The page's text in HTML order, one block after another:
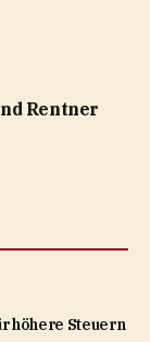
Rentner
höhere Steuern